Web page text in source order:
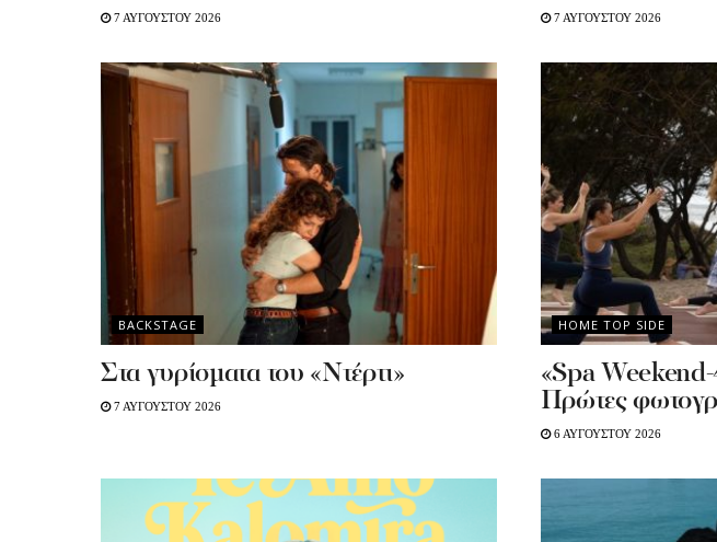
7 ΑΥΓΟΥΣΤΟΥ 2026 7 ΑΥΓΟΥΣΤΟΥ 2026
BACKSTAGE
Στα γυρίσματα του «Ντέρτι»
7 ΑΥΓΟΥΣΤΟΥ 2026
HOME TOP SIDE
«Spa
Πρώτες
6 ΑΥΓΟΥΣΤΟΥ 2026